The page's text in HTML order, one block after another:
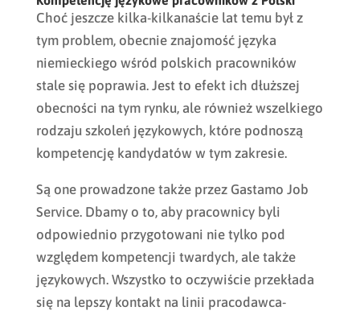
Choć jeszcze kilka-kilkanaście lat temu był z
tym problem, obecnie znajomość języka
niemieckiego wśród polskich pracowników
stale się poprawia. Jest to efekt ich dłuższej
obecności na tym rynku, ale również wszelkiego
rodzaju szkoleń językowych, które podnoszą
kompetencję kandydatów w tym zakresie.
Są one prowadzone także przez Gastamo Job
Service. Dbamy o to, aby pracownicy byli
odpowiednio przygotowani nie tylko pod
względem kompetencji twardych, ale także
językowych. Wszystko to oczywiście przekłada
się na lepszy kontakt na linii pracodawca-